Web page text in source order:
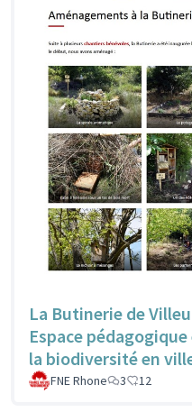
La Butinerie de
Espace
la biodiversité en
FNE Rhone 3 12